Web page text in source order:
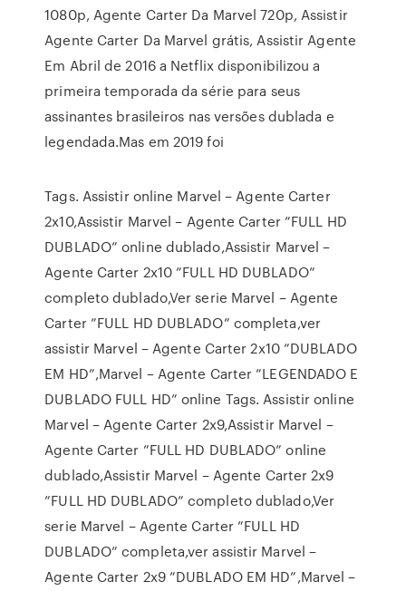
1080p, Agente Carter Da Marvel 720p, Assistir
Agente Carter Da Marvel grátis, Assistir Agente
Em Abril de 2016 a Netflix disponibilizou a
primeira temporada da série para seus
assinantes brasileiros nas versões dublada e
legendada.Mas em 2019 foi
Tags. Assistir online Marvel – Agente Carter
2x10,Assistir Marvel – Agente Carter ”FULL HD
DUBLADO” online dublado,Assistir Marvel –
Agente Carter 2x10 ”FULL HD DUBLADO”
completo dublado,Ver serie Marvel – Agente
Carter ”FULL HD DUBLADO” completa,ver
assistir Marvel – Agente Carter 2x10 ”DUBLADO
EM HD”,Marvel – Agente Carter ”LEGENDADO E
DUBLADO FULL HD” online Tags. Assistir online
Marvel – Agente Carter 2x9,Assistir Marvel –
Agente Carter ”FULL HD DUBLADO” online
dublado,Assistir Marvel – Agente Carter 2x9
”FULL HD DUBLADO” completo dublado,Ver
serie Marvel – Agente Carter ”FULL HD
DUBLADO” completa,ver assistir Marvel –
Agente Carter 2x9 ”DUBLADO EM HD”,Marvel –